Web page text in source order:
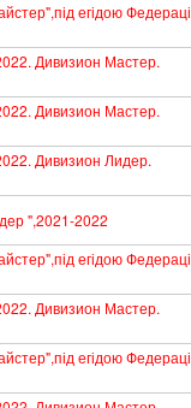
егідою
Дивизион Мастер.
Дивизион Мастер.
Дивизион Лидер.
",2021-2022
егідою
Дивизион Мастер.
егідою